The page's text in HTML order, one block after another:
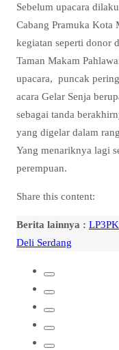
Sebelum upacara
Cabang Pramuka Kota
kegiatan seperti donor
Taman Makam
upacara, puncak
acara Gelar Senja
sebagai tanda
yang digelar dalam
Yang menariknya lagi
perempuan.
Share this content:
Berita lainnya :
Deli Serdang